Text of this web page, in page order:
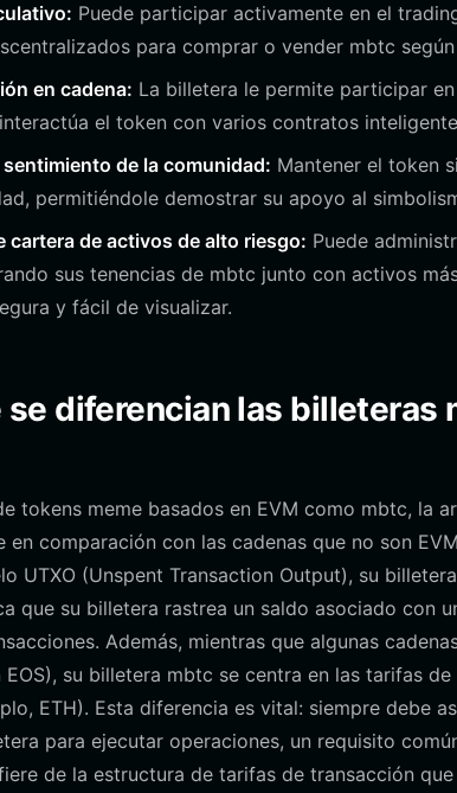
Puede participar activamente en el
para comprar o vender mbtc
en cadena: La billetera le permite participar
el token con varios contratos
de la comunidad: Mantener el token
permitiéndole demostrar su apoyo al
cartera de activos de alto riesgo: Puede
sus tenencias de mbtc junto con activos
y fácil de visualizar.
se diferencian las
tokens meme basados en EVM como mbtc, la
en comparación con las cadenas que no son
UTXO (Unspent Transaction Output), su
que su billetera rastrea un saldo asociado con
Además, mientras que algunas
EOS), su billetera mbtc se centra en las tarifas
ETH). Esta diferencia es vital: siempre debe
para ejecutar operaciones, un requisito
de la estructura de tarifas de transacción que